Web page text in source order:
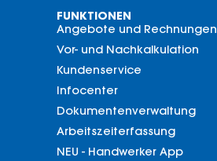
FUNKTIONEN
Angebote und Rechnungen
Vor- und Nachkalkulation
Kundenservice
Infocenter
Dokumentenverwaltung
Arbeitszeiterfassung
NEU - Handwerker App